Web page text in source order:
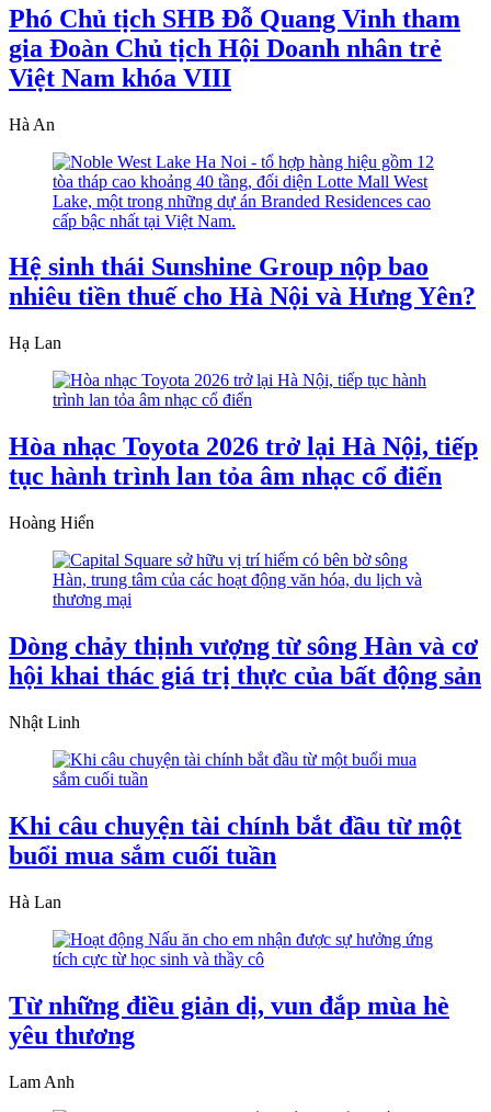
Phó Chủ tịch SHB Đỗ Quang Vinh tham
gia Đoàn Chủ tịch Hội Doanh nhân trẻ
Việt Nam khóa VIII
Hà An
Hệ sinh thái Sunshine Group nộp bao
nhiêu tiền thuế cho Hà Nội và Hưng Yên?
Hạ Lan
Hòa nhạc Toyota 2026 trở lại Hà Nội, tiếp
tục hành trình lan tỏa âm nhạc cổ điển
Hoàng Hiển
Dòng chảy thịnh vượng từ sông Hàn và cơ
hội khai thác giá trị thực của bất động sản
Nhật Linh
Khi câu chuyện tài chính bắt đầu từ một
buổi mua sắm cuối tuần
Hà Lan
Từ những điều giản dị, vun đắp mùa hè
yêu thương
Lam Anh